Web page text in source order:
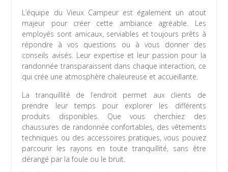
L’équipe du Vieux Campeur est également un atout
majeur pour créer cette ambiance agréable. Les
employés sont amicaux, serviables et toujours prêts à
répondre à vos questions ou à vous donner des
conseils avisés. Leur expertise et leur passion pour la
randonnée transparaissent dans chaque interaction, ce
qui crée une atmosphère chaleureuse et accueillante.
La tranquillité de l’endroit permet aux clients de
prendre leur temps pour explorer les différents
produits disponibles. Que vous cherchiez des
chaussures de randonnée confortables, des vêtements
techniques ou des accessoires pratiques, vous pouvez
parcourir les rayons en toute tranquillité, sans être
dérangé par la foule ou le bruit.